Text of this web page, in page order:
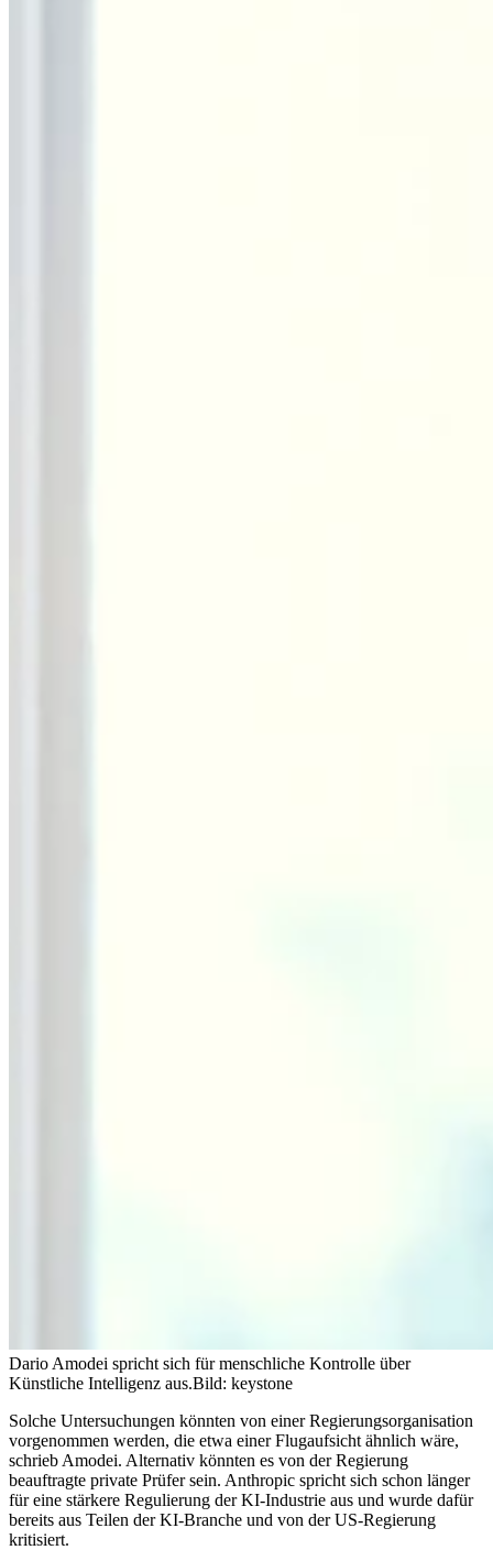
Dario Amodei spricht sich für menschliche Kontrolle über
Künstliche Intelligenz aus.Bild: keystone
Solche Untersuchungen könnten von einer Regierungsorganisation
vorgenommen werden, die etwa einer Flugaufsicht ähnlich wäre,
schrieb Amodei. Alternativ könnten es von der Regierung
beauftragte private Prüfer sein. Anthropic spricht sich schon länger
für eine stärkere Regulierung der KI-Industrie aus und wurde dafür
bereits aus Teilen der KI-Branche und von der US-Regierung
kritisiert.